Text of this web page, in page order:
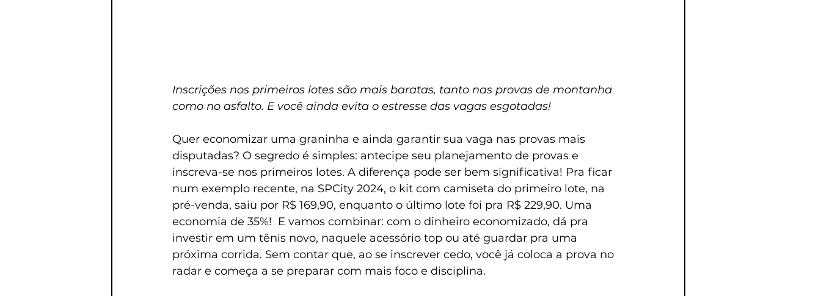
Inscrições nos primeiros lotes são mais baratas, tanto nas provas de montanha
como no asfalto. E você ainda evita o estresse das vagas esgotadas!
Quer economizar uma graninha e ainda garantir sua vaga nas provas mais
disputadas? O segredo é simples: antecipe seu planejamento de provas e
inscreva-se nos primeiros lotes. A diferença pode ser bem significativa! Pra ficar
num exemplo recente, na SPCity 2024, o kit com camiseta do primeiro lote, na
pré-venda, saiu por R$ 169,90, enquanto o último lote foi pra R$ 229,90. Uma
economia de 35%!  E vamos combinar: com o dinheiro economizado, dá pra
investir em um tênis novo, naquele acessório top ou até guardar pra uma
próxima corrida. Sem contar que, ao se inscrever cedo, você já coloca a prova no
radar e começa a se preparar com mais foco e disciplina.